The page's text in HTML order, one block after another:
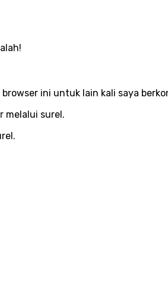
ini untuk lain kali saya
melalui surel.